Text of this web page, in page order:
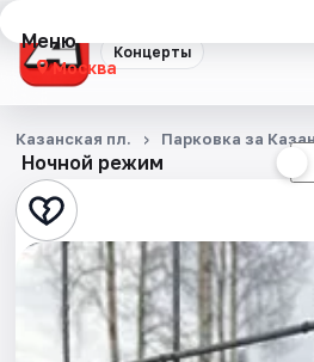
Концерты
Меню
Москва
Концерты
Города
Площадки
Артисты
Ночной режим
Казанская пл. Парковка за